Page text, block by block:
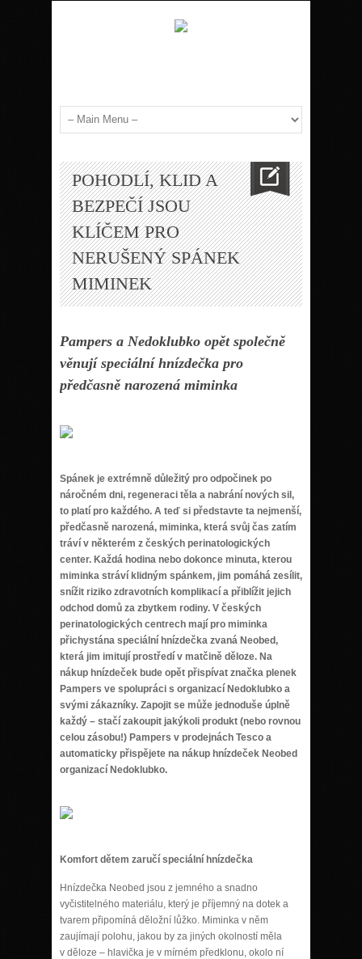
POHODLÍ, KLID A
BEZPEČÍ JSOU
KLÍČEM PRO
NERUŠENÝ SPÁNEK
MIMINEK
Pampers a Nedoklubko opět společně
věnují speciální hnízdečka pro
předčasně narozená miminka
Spánek je extrémně důležitý pro odpočinek po
náročném dni, regeneraci těla a nabrání nových sil,
to platí pro každého. A teď si představte ta nejmenší,
předčasně narozená, miminka, která svůj čas zatím
tráví v některém z českých perinatologických
center. Každá hodina nebo dokonce minuta, kterou
miminka stráví klidným spánkem, jim pomáhá zesílit,
snížit riziko zdravotních komplikací a přiblížit jejich
odchod domů za zbytkem rodiny. V českých
perinatologických centrech mají pro miminka
přichystána speciální hnízdečka zvaná Neobed,
která jim imitují prostředí v matčině děloze. Na
nákup hnízdeček bude opět přispívat značka plenek
Pampers ve spolupráci s organizací Nedoklubko a
svými zákazníky. Zapojit se může jednoduše úplně
každý – stačí zakoupit jakýkoli produkt (nebo rovnou
celou zásobu!) Pampers v prodejnách Tesco a
automaticky přispějete na nákup hnízdeček Neobed
organizací Nedoklubko.
Komfort dětem zaručí speciální hnízdečka
Hnízdečka Neobed jsou z jemného a snadno
vyčistitelného materiálu, který je příjemný na dotek a
tvarem připomíná děložní lůžko. Miminka v něm
zaujímají polohu, jakou by za jiných okolností měla
v děloze – hlavička je v mírném předklonu, okolo ní